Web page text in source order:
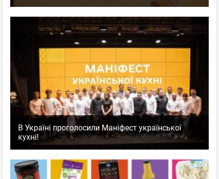
В Україні проголосили Маніфест української
кухні!